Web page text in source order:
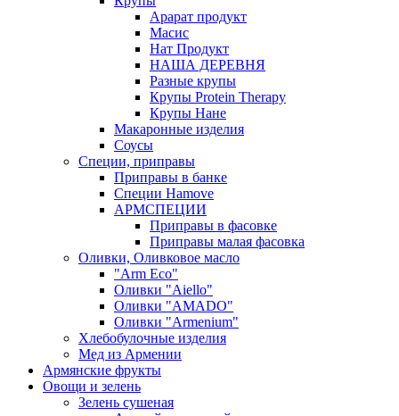
Арарат продукт
Масис
Нат Продукт
НАША ДЕРЕВНЯ
Разные крупы
Крупы Protein Therapy
Крупы Нане
Макаронные изделия
Соусы
Специи, приправы
Приправы в банке
Специи Hamove
АРМСПЕЦИИ
Приправы в фасовке
Приправы малая фасовка
Оливки, Оливковое масло
"Arm Eco"
Оливки "Aiello"
Оливки "AMADO"
Оливки "Armenium"
Хлебобулочные изделия
Мед из Армении
Армянские фрукты
Овощи и зелень
Зелень сушеная